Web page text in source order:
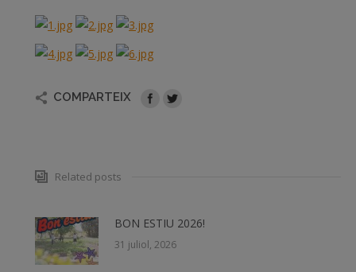
COMPARTEIX
Related posts
BON ESTIU 2026!
31 juliol, 2026